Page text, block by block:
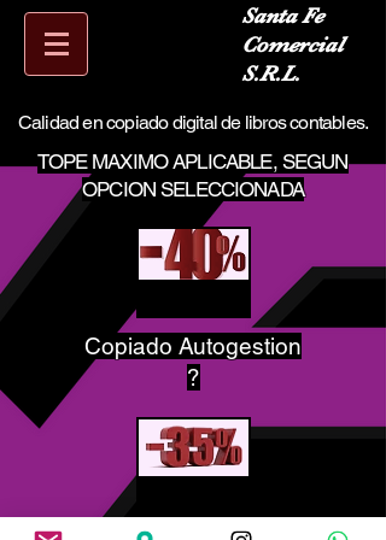
Santa Fe
Comercial
S.R.L.
Calidad en copiado digital de libros contables.
TOPE MAXIMO APLICABLE, SEGUN
OPCION SELECCIONADA
Copiado Autogestion
?